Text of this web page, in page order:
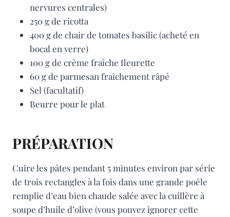
nervures centrales)
250 g de ricotta
400 g de chair de tomates basilic (acheté en
bocal en verre)
100 g de crème fraîche fleurette
60 g de parmesan fraîchement râpé
Sel (facultatif)
Beurre pour le plat
PRÉPARATION
Cuire les pâtes pendant 5 minutes environ par série
de trois rectangles à la fois dans une grande poêle
remplie d’eau bien chaude salée avec la cuillère à
soupe d’huile d’olive (vous pouvez ignorer cette